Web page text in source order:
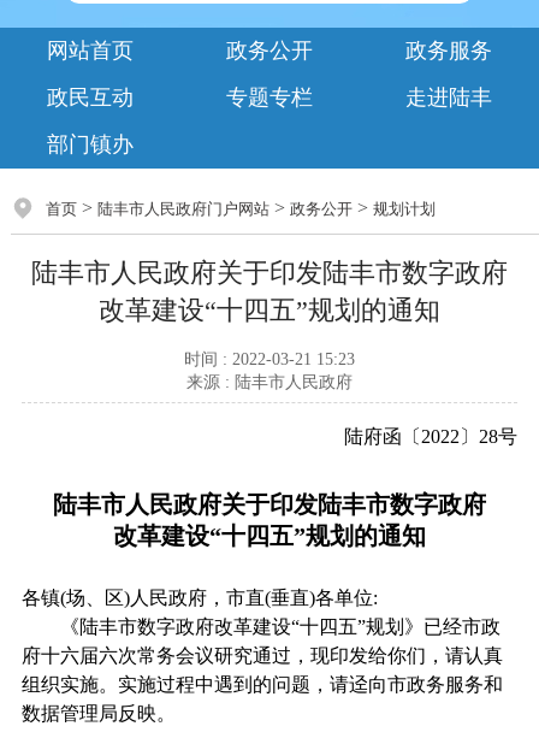
网站首页 政务公开
政务服务
政民互动
专题专栏
走进陆丰
部门镇办
首页> 陆丰市人民政府门户网站> 政务公开> 规划计划
陆丰市人民政府关于印发陆丰市数字政府
改革建设“十四五”规划的通知
时间 : 2022-03-21 15:23
来源 : 陆丰市人民政府
陆府函〔2022〕28号
陆丰市人民政府关于印发陆丰市数字政府
改革建设“十四五”规划的通知
各镇(场、区)人民政府，市直(垂直)各单位:
《陆丰市数字政府改革建设“十四五”规划》已经市政
府十六届六次常务会议研究通过，现印发给你们，请认真
组织实施。实施过程中遇到的问题，请迳向市政务服务和
数据管理局反映。